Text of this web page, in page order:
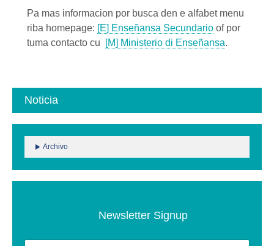
Pa mas informacion por busca den e alfabet menu
riba homepage: [E] Enseñansa Secundario of por
tuma contacto cu
[M] Ministerio di Enseñansa.
Noticia
Archivo
Newsletter Signup